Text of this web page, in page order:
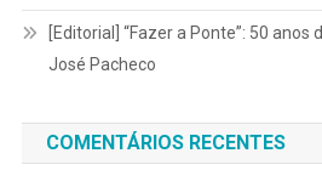
[Editorial] “Fazer a Ponte”: 50
José Pacheco
COMENTÁRIOS RECENTES